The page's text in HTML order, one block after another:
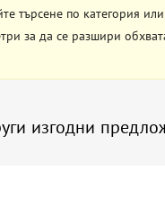
търсене по категория
за да се разшири
изгодни